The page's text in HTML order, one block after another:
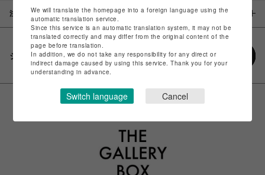
注意事項
シェアする
We will translate the homepage into a foreign language using the
automatic translation service.
Since this service is an automatic translation system, it may not be
translated correctly and may differ from the original content of the
page before translation.
In addition, we do not take any responsibility for any direct or
indirect damage caused by using this service. Thank you for your
understanding in advance.
Switch language Cancel